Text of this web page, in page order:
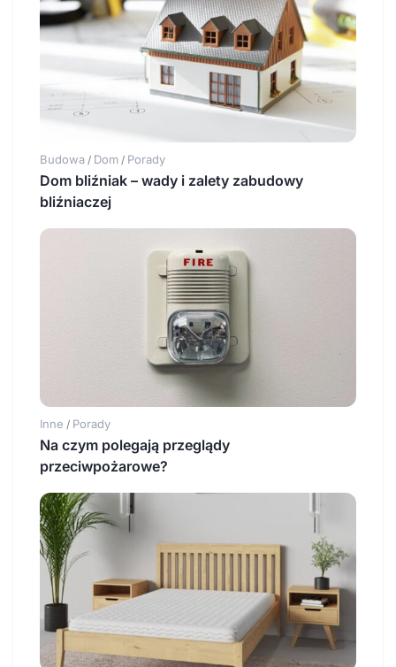
Budowa / Dom / Porady
Dom bliźniak – wady i zalety zabudowy
bliźniaczej
Inne / Porady
Na czym polegają przeglądy
przeciwpożarowe?